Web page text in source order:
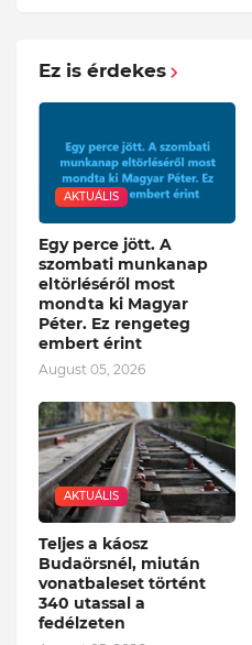
Ez is érdekes
AKTUÁLIS
Egy perce jött. A
szombati munkanap
eltörléséről most
mondta ki Magyar
Péter. Ez rengeteg
embert érint
August 05, 2026
AKTUÁLIS
Teljes a káosz
Budaörsnél, miután
vonatbaleset történt
340 utassal a
fedélzeten